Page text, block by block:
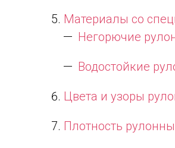
Материалы со
Негорючие
Водостойкие
Цвета и узоры
Плотность